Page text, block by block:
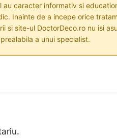
caracter informativ si
Inainte de a incepe orice
si site-ul DoctorDeco.ro nu isi
a unui specialist.